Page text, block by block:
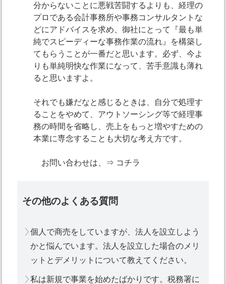
分からないことに悪戦苦闘するよりも、経理の
プロである会計事務所や事務コンサルタントな
どにアドバイスを求め、御社にとって『最も単
純でスピーディーな事務作業の流れ』を構築し
てもらうことが一番だと思います。必ず、今よ
りも単純明快な作業になって、苦手意識も薄れ
ると思いますよ。
それでも嫌だなと感じるときは、自分で処理す
ることをやめて、アウトソーシング等で経理事
務の時間を省略し、売上をもっと増やすための
本業に専念することも大切な考え方です。
お問い合わせは、⇒ コチラ
その他のよくある質問
個人で商売をしていますが、法人を設立しよう
かと悩んでいます。法人を設立した場合のメリ
ットとデメリットについて教えてください。
私は新規で事業を始めたばかりです。税務署に